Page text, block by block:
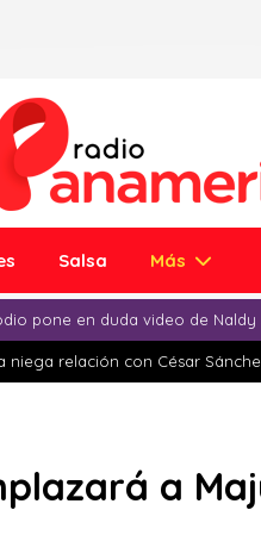
Salsa Más
pone en duda video de
niega relación con César
a